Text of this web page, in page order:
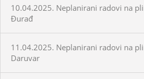
10.04.2025. Neplanirani radovi na
Đurađ
11.04.2025. Neplanirani radovi na
Daruvar